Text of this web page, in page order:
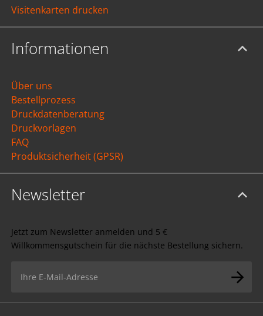
Visitenkarten drucken
Informationen
Über uns
Bestellprozess
Druckdatenberatung
Druckvorlagen
FAQ
Produktsicherheit (GPSR)
Newsletter
Jetzt zum Newsletter anmelden und 5 €
Willkommensgutschein für die nächste Bestellung sichern.